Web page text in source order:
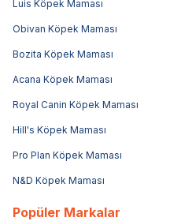
Luis Köpek Maması
Obivan Köpek Maması
Bozita Köpek Maması
Acana Köpek Maması
Royal Canin Köpek Maması
Hill's Köpek Maması
Pro Plan Köpek Maması
N&D Köpek Maması
Popüler Markalar